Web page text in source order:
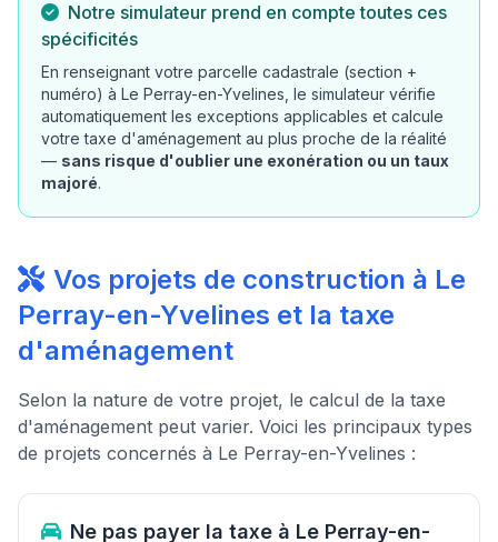
Notre simulateur prend en compte toutes ces
spécificités
En renseignant votre parcelle cadastrale (section +
numéro) à Le Perray-en-Yvelines, le simulateur vérifie
automatiquement les exceptions applicables et calcule
votre taxe d'aménagement au plus proche de la réalité
— sans risque d'oublier une exonération ou un taux
majoré.
Vos projets de construction à Le
Perray-en-Yvelines et la taxe
d'aménagement
Selon la nature de votre projet, le calcul de la taxe
d'aménagement peut varier. Voici les principaux types
de projets concernés à Le Perray-en-Yvelines :
Ne pas payer la taxe à Le Perray-en-